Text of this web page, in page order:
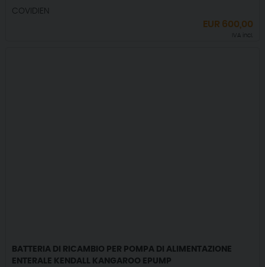
COVIDIEN
EUR 600,00
IVA incl.
BATTERIA DI RICAMBIO PER POMPA DI ALIMENTAZIONE
ENTERALE KENDALL KANGAROO EPUMP